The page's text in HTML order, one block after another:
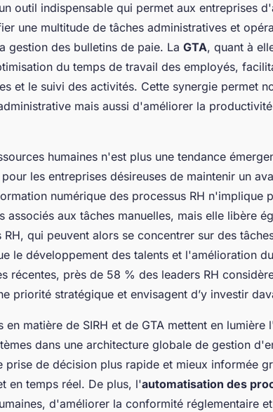
outil indispensable qui permet aux entreprises
une multitude de tâches administratives et
gestion des bulletins de paie. La GTA, quant à
du temps de travail des employés,
et le suivi des activités. Cette synergie permet
mais aussi d'améliorer la
humaines n'est plus une tendance
pour les entreprises désireuses de maintenir un
numérique des processus RH n'implique
associés aux tâches manuelles, mais elle libère
qui peuvent alors se concentrer sur des
le développement des talents et l'amélioration
récentes, près de 58 % des leaders RH
priorité stratégique et envisagent d’y investir
en matière de SIRH et de GTA mettent en
dans une architecture globale de gestion
prise de décision plus rapide et mieux informée
en temps réel. De plus, l'automatisation des
d'améliorer la conformité réglementaire